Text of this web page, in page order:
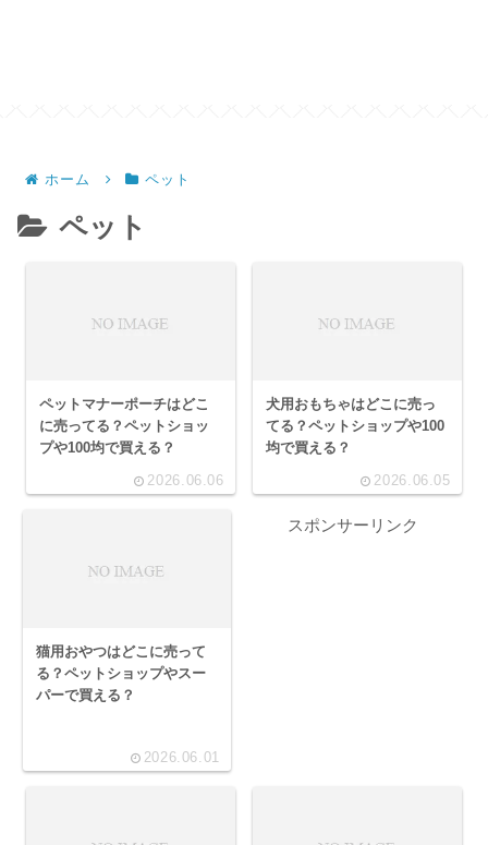
ホーム ペット
ペット
ペットマナーポーチはどこ
に売ってる？ペットショッ
プや100均で買える？
2026.06.06
犬用おもちゃはどこに売っ
てる？ペットショップや100
均で買える？
2026.06.05
猫用おやつはどこに売って
る？ペットショップやスー
パーで買える？
2026.06.01
スポンサーリンク